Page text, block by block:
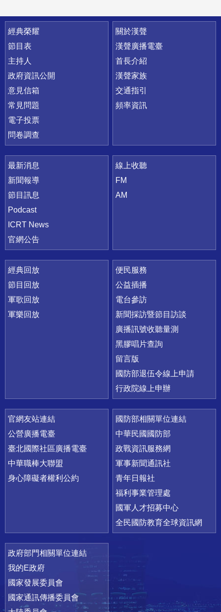
快速連結
經典榮耀
節目表
主持人
政府資訊公開
意見信箱
常見問題
電子投票
問卷調查
關於漢聲
漢聲廣播電臺
首長介紹
漢聲家族
交通指引
頻率資訊
最新消息
新聞報導
節目訊息
Podcast
ICRT News
官網公告
線上收聽
FM
AM
經典回放
節目回放
軍歌回放
軍樂回放
便民服務
公益插播
電台參訪
新聞採訪暨節目訪談
廣播訊號收聽量測
黑膠唱片查詢
留言版
國防部退伍令線上申請
行政院線上申辦
官網友站連結
公營廣播電臺
臺北國際社區廣播電臺
中華職棒大聯盟
身心障礙者權利公約
國防部相關單位連結
中華民國國防部
政戰資訊服務網
軍事新聞通訊社
青年日報社
福利事業管理處
國軍人才招募中心
全民國防教育全球資訊網
政府部門相關單位連結
我的E政府
國家發展委員會
國家通訊傳播委員會